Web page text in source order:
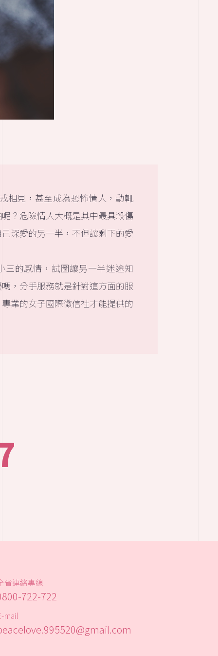
相見，甚至成為恐怖情人，動輒
？危險情人大概是其中最具殺傷
深愛的另一半，不但讓剩下的愛
三的感情，試圖讓另一半迷途知
，分手服務就是針對這方面的服
業的女子國際徵信社才能提供的
省連絡專線
722-722
mail